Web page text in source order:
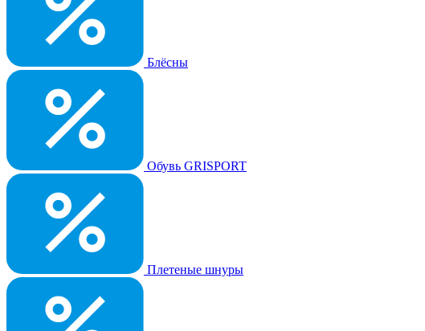
Блёсны
Обувь GRISPORT
Плетеные шнуры